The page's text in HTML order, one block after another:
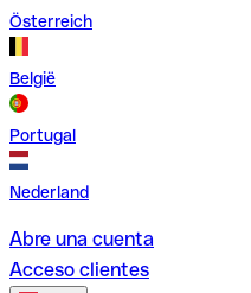
Österreich
België
Portugal
Nederland
Abre una cuenta
Acceso clientes